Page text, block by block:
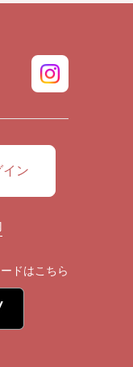
ン
ドはこちら